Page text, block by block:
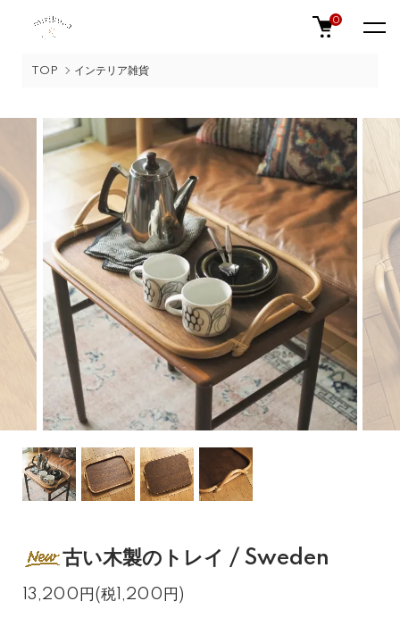
0
TOP インテリア雑貨
古い木製のトレイ / Sweden
13,200円(税1,200円)